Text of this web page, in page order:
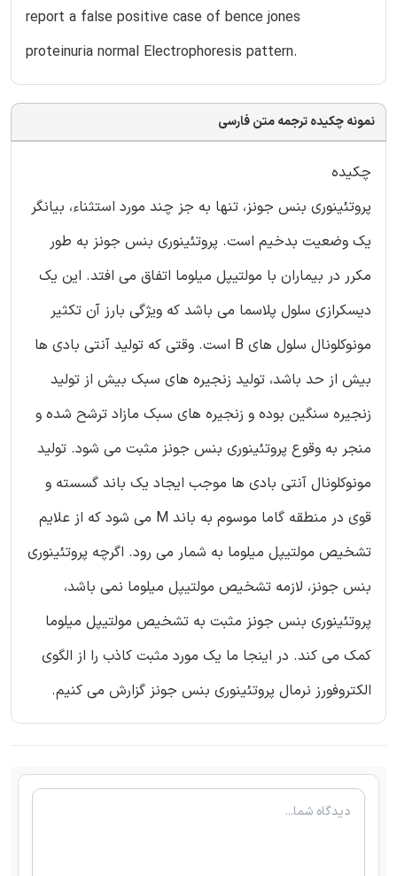
report a false positive case of bence jones
proteinuria normal Electrophoresis pattern.
نمونه چکیده ترجمه متن فارسی
چکیده
پروتئینوری بنس جونز، تنها به جز چند مورد استثناء، بیانگر
یک وضعیت بدخیم است. پروتئینوری بنس جونز به طور
مکرر در بیماران با مولتیپل میلوما اتفاق می افتد. این یک
دیسکرازی سلول پلاسما می باشد که ویژگی بارز آن تکثیر
مونوکلونال سلول های B است. وقتی که تولید آنتی بادی ها
بیش از حد باشد، تولید زنجیره های سبک بیش از تولید
زنجیره سنگین بوده و زنجیره های سبک مازاد ترشح شده و
منجر به وقوع پروتئینوری بنس جونز مثبت می شود. تولید
مونوکلونال آنتی بادی ها موجب ایجاد یک باند گسسته و
قوی در منطقه گاما موسوم به باند M می شود که از علایم
تشخیص مولتیپل میلوما به شمار می رود. اگرچه پروتئینوری
بنس جونز، لازمه تشخیص مولتیپل میلوما نمی باشد،
پروتئینوری بنس جونز مثبت به تشخیص مولتیپل میلوما
کمک می کند. در اینجا ما یک مورد مثبت کاذب را از الگوی
الکتروفورز نرمال پروتئینوری بنس جونز گزارش می کنیم.